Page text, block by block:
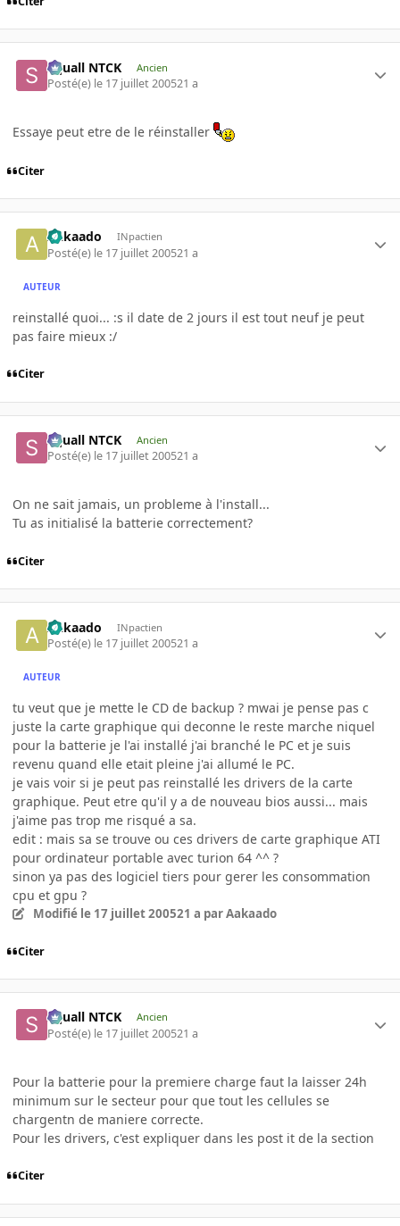
Squall NTCK Ancien
Posté(e) le 17 juillet 200521 a
Essaye peut etre de le réinstaller
Citer
Aakaado INpactien
Posté(e) le 17 juillet 200521 a
AUTEUR
reinstallé quoi... :s il date de 2 jours il est tout neuf je peut
pas faire mieux :/
Citer
Squall NTCK Ancien
Posté(e) le 17 juillet 200521 a
On ne sait jamais, un probleme à l'install...
Tu as initialisé la batterie correctement?
Citer
Aakaado INpactien
Posté(e) le 17 juillet 200521 a
AUTEUR
tu veut que je mette le CD de backup ? mwai je pense pas c
juste la carte graphique qui deconne le reste marche niquel
pour la batterie je l'ai installé j'ai branché le PC et je suis
revenu quand elle etait pleine j'ai allumé le PC.
je vais voir si je peut pas reinstallé les drivers de la carte
graphique. Peut etre qu'il y a de nouveau bios aussi... mais
j'aime pas trop me risqué a sa.
edit : mais sa se trouve ou ces drivers de carte graphique ATI
pour ordinateur portable avec turion 64 ^^ ?
sinon ya pas des logiciel tiers pour gerer les consommation
cpu et gpu ?
Modifié le 17 juillet 200521 a par Aakaado
Citer
Squall NTCK Ancien
Posté(e) le 17 juillet 200521 a
Pour la batterie pour la premiere charge faut la laisser 24h
minimum sur le secteur pour que tout les cellules se
chargentn de maniere correcte.
Pour les drivers, c'est expliquer dans les post it de la section
Citer